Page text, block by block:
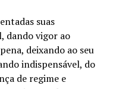
suas
dando vigor ao
deixando ao seu
indispensável, do
de regime e